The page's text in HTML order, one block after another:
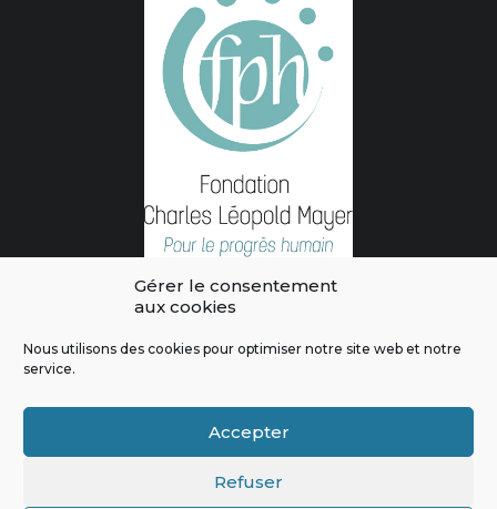
Gérer le consentement
aux cookies
Nous utilisons des cookies pour optimiser notre site web et notre
service.
Accepter
Refuser
L'intégralité des contenus de ce site sont publiés sous licence
|Politique de confidentialité